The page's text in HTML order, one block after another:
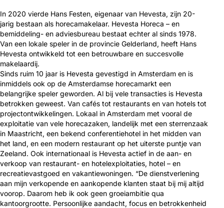
In 2020 vierde Hans Festen, eigenaar van Hevesta, zijn 20-
jarig bestaan als horecamakelaar. Hevesta Horeca – en
bemiddeling- en adviesbureau bestaat echter al sinds 1978.
Van een lokale speler in de provincie Gelderland, heeft Hans
Hevesta ontwikkeld tot een betrouwbare en succesvolle
makelaardij.
Sinds ruim 10 jaar is Hevesta gevestigd in Amsterdam en is
inmiddels ook op de Amsterdamse horecamarkt een
belangrijke speler geworden. Al bij vele transacties is Hevesta
betrokken geweest. Van cafés tot restaurants en van hotels tot
projectontwikkelingen. Lokaal in Amsterdam met vooral de
exploitatie van vele horecazaken, landelijk met een sterrenzaak
in Maastricht, een bekend conferentiehotel in het midden van
het land, en een modern restaurant op het uiterste puntje van
Zeeland. Ook internationaal is Hevesta actief in de aan- en
verkoop van restaurant- en hotelexploitaties, hotel – en
recreatievastgoed en vakantiewoningen. “De dienstverlening
aan mijn verkopende en aankopende klanten staat bij mij altijd
voorop. Daarom heb ik ook geen groeiambitie qua
kantoorgrootte. Persoonlijke aandacht, focus en betrokkenheid